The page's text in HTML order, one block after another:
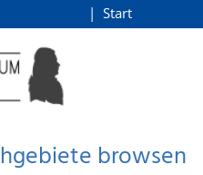
Start
browsen